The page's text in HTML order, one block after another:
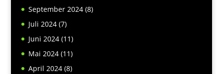
September 2024(8)
Juli 2024(7)
Juni 2024(11)
Mai 2024(11)
April 2024(8)